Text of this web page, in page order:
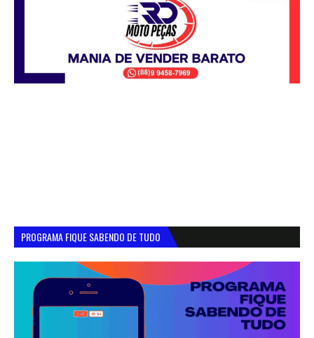
PROGRAMA FIQUE SABENDO DE TUDO